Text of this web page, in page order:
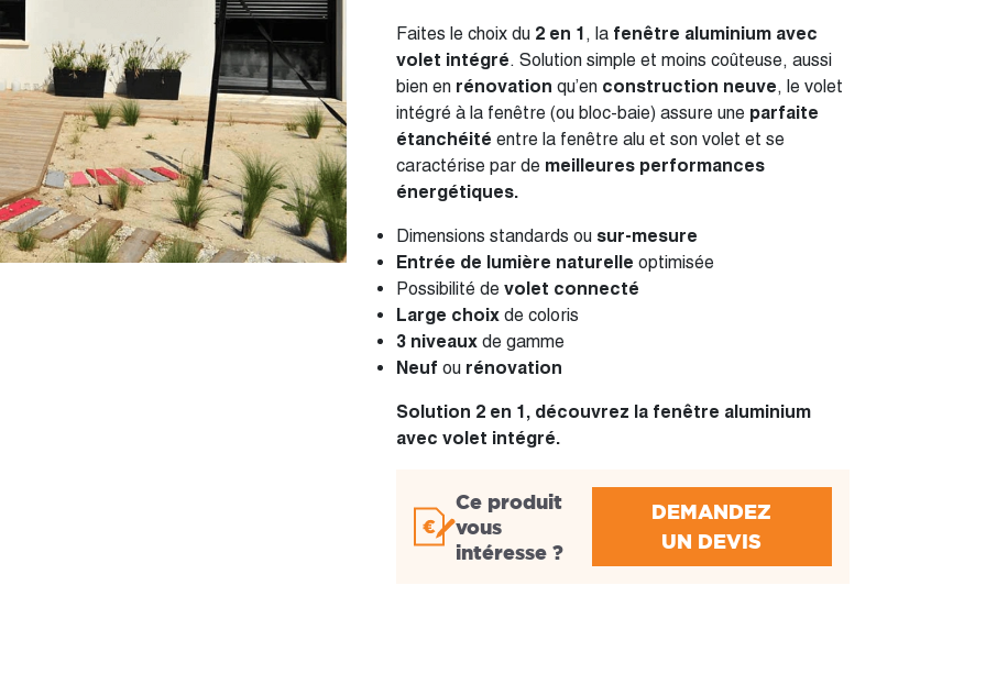
Faites le choix du 2 en 1, la fenêtre aluminium avec
volet intégré. Solution simple et moins coûteuse, aussi
bien en rénovation qu’en construction neuve, le volet
intégré à la fenêtre (ou bloc-baie) assure une parfaite
étanchéité entre la fenêtre alu et son volet et se
caractérise par de meilleures performances
énergétiques.
Dimensions standards ou sur-mesure
Entrée de lumière naturelle optimisée
Possibilité de volet connecté
Large choix de coloris
3 niveaux de gamme
Neuf ou rénovation
Solution 2 en 1, découvrez la fenêtre aluminium
avec volet intégré.
Ce produit
vous
intéresse ?
DEMANDEZ
UN DEVIS